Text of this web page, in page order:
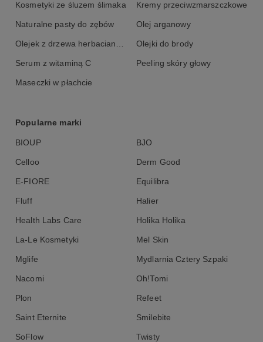
standaryzowany na 95 % oligoproantocyjanidyn DER 15:1,
mieszanina tokotrienolu i tokoferolu - EVNolMax™️ (witamina E),
krzemu, octan retinylu (witamina A).
Kosmetyki ze śluzem ślimaka Kremy przeciwzmarszczkowe
Naturalne pasty do zębów Olej arganowy
Olejek z drzewa herbacianego Olejki do brody
Serum z witaminą C Peeling skóry głowy
Maseczki w płachcie
Popularne marki
BIOUP BJO
Celloo Derm Good
E-FIORE Equilibra
Fluff Halier
Health Labs Care Holika Holika
La-Le Kosmetyki Mel Skin
Mglife Mydlarnia Cztery Szpaki
Nacomi Oh!Tomi
Plon Refeet
Saint Eternite Smilebite
SoFlow Twisty